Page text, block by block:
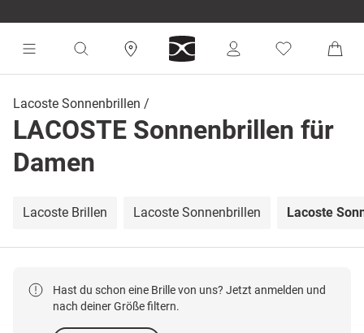
Lacoste Sonnenbrillen
LACOSTE Sonnenbrillen für
Damen
Lacoste Brillen Lacoste Sonnenbrillen Lacoste
Hast du schon eine Brille von uns? Jetzt anmelden und
nach deiner Größe filtern.